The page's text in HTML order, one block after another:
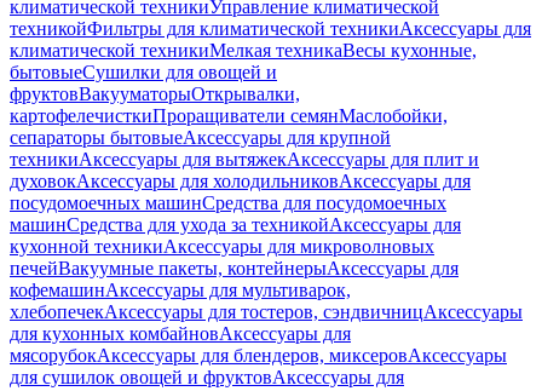
климатической техникиУправление климатической
техникойФильтры для климатической техникиАксессуары для
климатической техникиМелкая техникаВесы кухонные,
бытовыеСушилки для овощей и
фруктовВакууматорыОткрывалки,
картофелечисткиПроращиватели семянМаслобойки,
сепараторы бытовыеАксессуары для крупной
техникиАксессуары для вытяжекАксессуары для плит и
духовокАксессуары для холодильниковАксессуары для
посудомоечных машинСредства для посудомоечных
машинСредства для ухода за техникойАксессуары для
кухонной техникиАксессуары для микроволновых
печейВакуумные пакеты, контейнерыАксессуары для
кофемашинАксессуары для мультиварок,
хлебопечекАксессуары для тостеров, сэндвичницАксессуары
для кухонных комбайновАксессуары для
мясорубокАксессуары для блендеров, миксеровАксессуары
для сушилок овощей и фруктовАксессуары для